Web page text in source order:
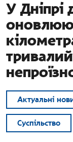
У Дніпрі
Актуальні
Суспільство